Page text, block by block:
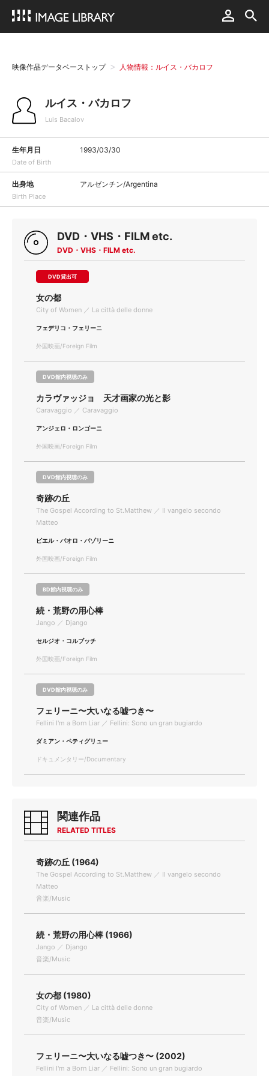
映像作品データベーストップ 人物情報：ルイス・バカロフ
ルイス・バカロフ
Luis Bacalov
生年月日
Date of Birth
1993/03/30
出身地
Birth Place
アルゼンチン/Argentina
DVD・VHS・FILM etc.
DVD・VHS・FILM etc.
DVD貸出可
女の都
City of Women ／ La città delle donne
フェデリコ・フェリーニ
外国映画/Foreign Film
DVD館内視聴のみ
カラヴァッジョ 天才画家の光と影
Caravaggio ／ Caravaggio
アンジェロ・ロンゴーニ
外国映画/Foreign Film
DVD館内視聴のみ
奇跡の丘
The Gospel According to St.Matthew ／ Il vangelo secondo
Matteo
ピエル・パオロ・パゾリーニ
外国映画/Foreign Film
BD館内視聴のみ
続・荒野の用心棒
Jango ／ Django
セルジオ・コルブッチ
外国映画/Foreign Film
DVD館内視聴のみ
フェリーニ〜大いなる嘘つき〜
Fellini I'm a Born Liar ／ Fellini: Sono un gran bugiardo
ダミアン・ペティグリュー
ドキュメンタリー/Documentary
関連作品
RELATED TITLES
奇跡の丘 (1964)
The Gospel According to St.Matthew ／ Il vangelo secondo
Matteo
音楽/Music
続・荒野の用心棒 (1966)
Jango ／ Django
音楽/Music
女の都 (1980)
City of Women ／ La città delle donne
音楽/Music
フェリーニ〜大いなる嘘つき〜 (2002)
Fellini I'm a Born Liar ／ Fellini: Sono un gran bugiardo